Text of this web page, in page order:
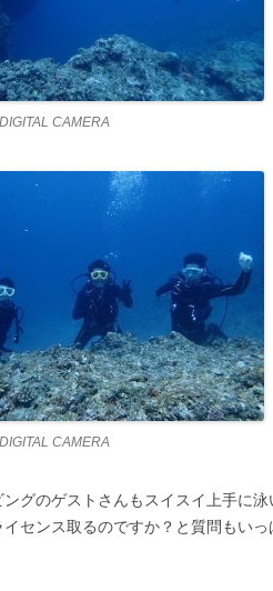
CAMERA
CAMERA
ングのゲストさんもスイスイ上手に
イセンス取るのですか？と質問もい